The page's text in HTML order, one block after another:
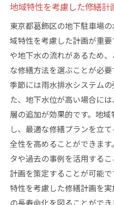
地域特性を考慮した修繕計
東京都葛飾区の地下駐車場
域特性を考慮した計画が重
や地下水の流れがあるため
な修繕方法を選ぶことが必
季節には雨水排水システム
た、地下水位が高い場合に
層の追加が効果的です。地
し、最適な修繕プランを立
全性を高めることができま
タや過去の事例を活用する
計画を策定することが可能
特性を考慮した修繕計画を
の長寿命化を図ることができ